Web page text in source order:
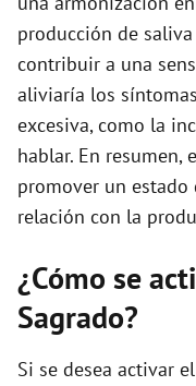
producción de
contribuir a una
aliviaría los
excesiva, como la
hablar. En
promover un
relación con la
¿Cómo se
Sagrado?
Si se desea activar